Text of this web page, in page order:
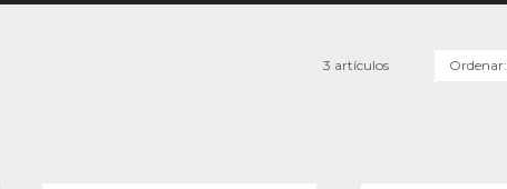
3 artículos